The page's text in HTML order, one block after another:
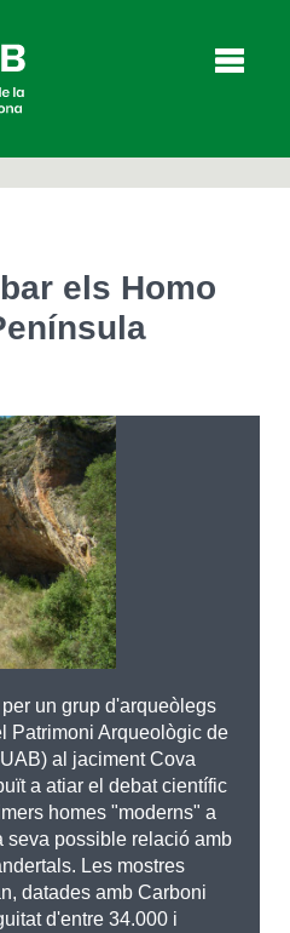
Español
els Homo
un grup d'arqueòlegs
Patrimoni Arqueològic de
al jaciment Cova
a atiar el debat científic
homes "moderns" a
seva possible relació amb
Les mostres
datades amb Carboni
d'entre 34.000 i